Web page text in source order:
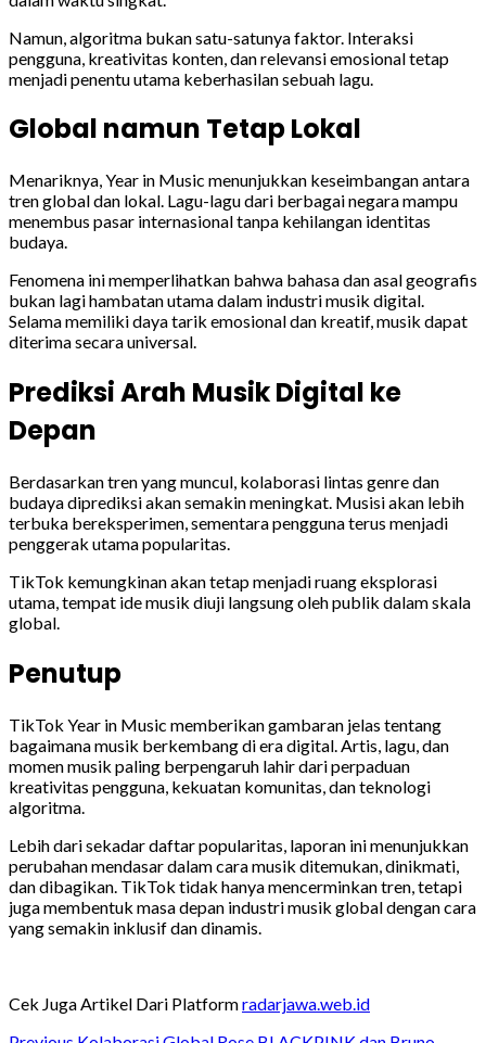
Namun, algoritma bukan satu-satunya faktor. Interaksi
pengguna, kreativitas konten, dan relevansi emosional tetap
menjadi penentu utama keberhasilan sebuah lagu.
Global namun Tetap Lokal
Menariknya, Year in Music menunjukkan keseimbangan antara
tren global dan lokal. Lagu-lagu dari berbagai negara mampu
menembus pasar internasional tanpa kehilangan identitas
budaya.
Fenomena ini memperlihatkan bahwa bahasa dan asal geografis
bukan lagi hambatan utama dalam industri musik digital.
Selama memiliki daya tarik emosional dan kreatif, musik dapat
diterima secara universal.
Prediksi Arah Musik Digital ke
Depan
Berdasarkan tren yang muncul, kolaborasi lintas genre dan
budaya diprediksi akan semakin meningkat. Musisi akan lebih
terbuka bereksperimen, sementara pengguna terus menjadi
penggerak utama popularitas.
TikTok kemungkinan akan tetap menjadi ruang eksplorasi
utama, tempat ide musik diuji langsung oleh publik dalam skala
global.
Penutup
TikTok Year in Music memberikan gambaran jelas tentang
bagaimana musik berkembang di era digital. Artis, lagu, dan
momen musik paling berpengaruh lahir dari perpaduan
kreativitas pengguna, kekuatan komunitas, dan teknologi
algoritma.
Lebih dari sekadar daftar popularitas, laporan ini menunjukkan
perubahan mendasar dalam cara musik ditemukan, dinikmati,
dan dibagikan. TikTok tidak hanya mencerminkan tren, tetapi
juga membentuk masa depan industri musik global dengan cara
yang semakin inklusif dan dinamis.
Cek Juga Artikel Dari Platformradarjawa.web.id